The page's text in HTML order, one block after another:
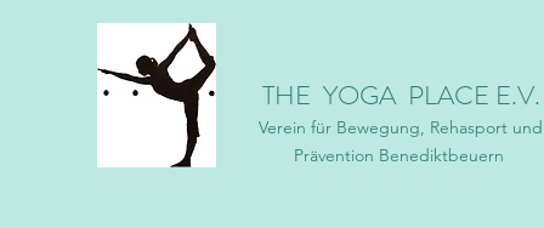
THE YOGA PLACE E.V.
Verein für Bewegung, Rehasport und
Prävention Benediktbeuern